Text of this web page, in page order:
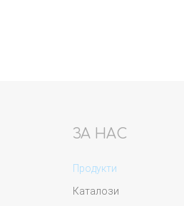
ЗА НАС
Продукти
Каталози